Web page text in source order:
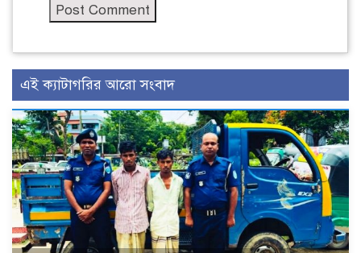
এই ক্যাটাগরির আরো সংবাদ